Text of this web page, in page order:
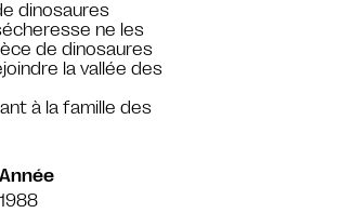
dinosaures
ne les
de dinosaures
la vallée des
à la famille des
Année
1988